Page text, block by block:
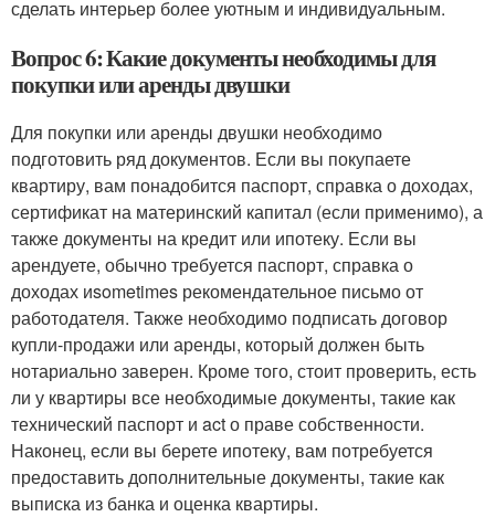
сделать интерьер более уютным и индивидуальным.
Вопрос 6: Какие документы необходимы для
покупки или аренды двушки
Для покупки или аренды двушки необходимо
подготовить ряд документов. Если вы покупаете
квартиру, вам понадобится паспорт, справка о доходах,
сертификат на материнский капитал (если применимо), а
также документы на кредит или ипотеку. Если вы
арендуете, обычно требуется паспорт, справка о
доходах иsometimes рекомендательное письмо от
работодателя. Также необходимо подписать договор
купли-продажи или аренды, который должен быть
нотариально заверен. Кроме того, стоит проверить, есть
ли у квартиры все необходимые документы, такие как
технический паспорт и act о праве собственности.
Наконец, если вы берете ипотеку, вам потребуется
предоставить дополнительные документы, такие как
выписка из банка и оценка квартиры.